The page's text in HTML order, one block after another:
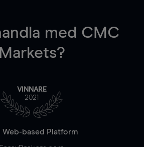
med CMC
Markets?
VINNARE
2021
Web-based Platform